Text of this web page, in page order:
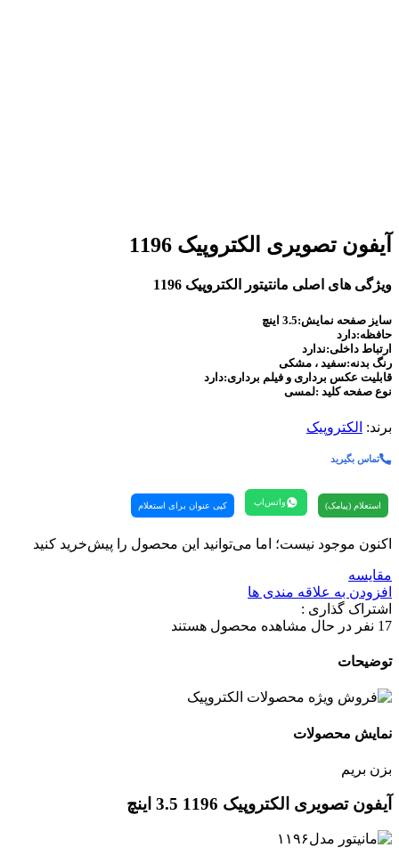
آیفون تصویری الکتروپیک 1196
ویژگی های اصلی مانتیتور الکتروپیک 1196
سایز صفحه نمایش:3.5 اینچ
حافظه:دارد
ارتباط داخلی:ندارد
رنگ بدنه:سفید ، مشکی
قابلیت عکس برداری و فیلم برداری:دارد
نوع صفحه کلید :لمسی
برند: الکتروپیک
تماس بگیرید
استعلام (پیامک) واتس‌اپ کپی عنوان برای استعلام
اکنون موجود نیست؛ اما می‌توانید این محصول را پیش‌خرید کنید
مقایسه
افزودن به علاقه مندی ها
اشتراک گذاری :
17 نفر در حال مشاهده محصول هستند
توضیحات
نمایش محصولات
بزن بریم
آیفون تصویری الکتروپیک 1196 3.5 اینچ